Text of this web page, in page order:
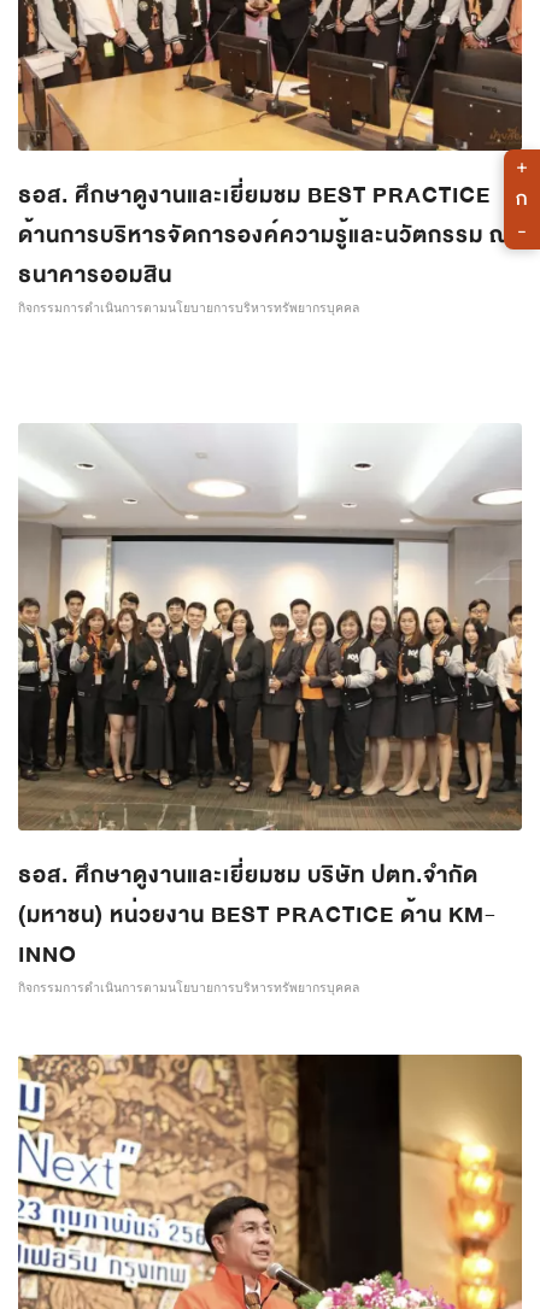
ธอส. ศึกษาดูงานและเยี่ยมชม BEST PRACTICE
ด้านการบริหารจัดการองค์ความรู้และนวัตกรรม ณ
ธนาคารออมสิน
กิจกรรมการดำเนินการตามนโยบายการบริหารทรัพยากรบุคคล
ธอส. ศึกษาดูงานและเยี่ยมชม บริษัท ปตท.จำกัด
(มหาชน) หน่วยงาน BEST PRACTICE ด้าน KM-
INNO
กิจกรรมการดำเนินการตามนโยบายการบริหารทรัพยากรบุคคล
+
ก
-